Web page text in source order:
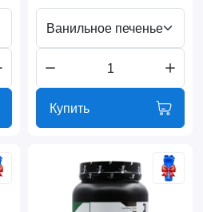
Ванильное печенье
Купить